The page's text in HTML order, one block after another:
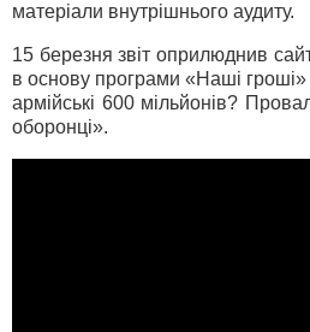
матеріали внутрішнього аудиту.
15 березня звіт оприлюднив
в основу програми «Наші
армійські 600 мільйонів?
оборонці».